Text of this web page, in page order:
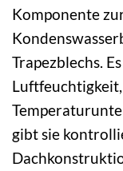
Komponente
Trapezblechs.
gibt sie